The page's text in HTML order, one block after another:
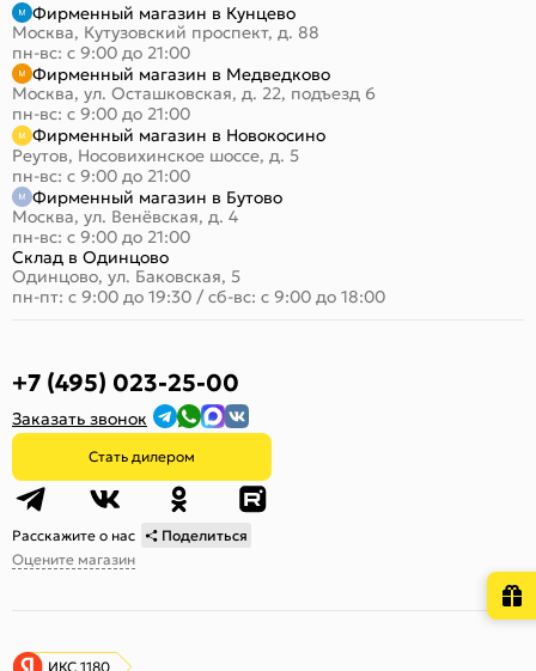
Фирменный магазин в Кунцево
Москва, Кутузовский проспект, д. 88
пн-вс: с 9:00 до 21:00
Фирменный магазин в Медведково
Москва, ул. Осташковская, д. 22, подъезд 6
пн-вс: с 9:00 до 21:00
Фирменный магазин в Новокосино
Реутов, Носовихинское шоссе, д. 5
пн-вс: с 9:00 до 21:00
Фирменный магазин в Бутово
Москва, ул. Венёвская, д. 4
пн-вс: с 9:00 до 21:00
Склад в Одинцово
Одинцово, ул. Баковская, 5
пн-пт: с 9:00 до 19:30 / сб-вс: с 9:00 до 18:00
+7 (495) 023-25-00
Заказать звонок
Стать дилером
Расскажите о нас
Поделиться
Оцените магазин
ИКС 1180